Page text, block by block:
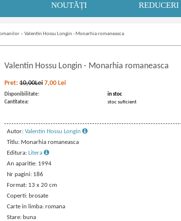
NOUTĂȚI REDUCERI
» Valentin Hossu Longin - Monarhia romaneasca
Valentin Hossu Longin - Monarhia romaneasca
Pret:10,00Lei 7,00 Lei
Disponibilitate:
in stoc
Cantitatea:
stoc suficient
Autor: Valentin Hossu Longin
Titlu: Monarhia romaneasca
Editura: Litera
An aparitie: 1994
Nr pagini: 186
Format: 13 x 20 cm
Coperti: brosate
Carte in limba: romana
Stare: buna